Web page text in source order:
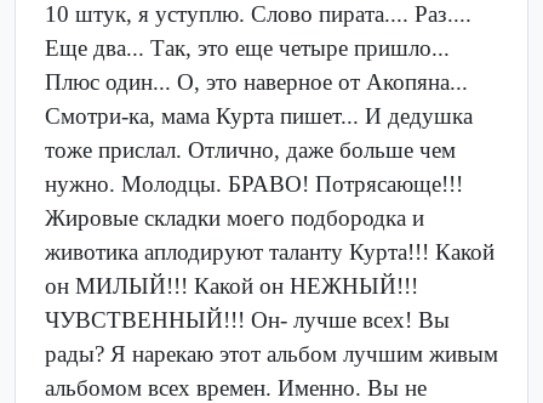
10 штук, я уступлю. Слово пирата.... Раз....
Еще два... Так, это еще четыре пришло...
Плюс один... О, это наверное от Акопяна...
Смотри-ка, мама Курта пишет... И дедушка
тоже прислал. Отлично, даже больше чем
нужно. Молодцы. БРАВО! Потрясающе!!!
Жировые складки моего подбородка и
животика аплодируют таланту Курта!!! Какой
он МИЛЫЙ!!! Какой он НЕЖНЫЙ!!!
ЧУВСТВЕННЫЙ!!! Он- лучше всех! Вы
рады? Я нарекаю этот альбом лучшим живым
альбомом всех времен. Именно. Вы не